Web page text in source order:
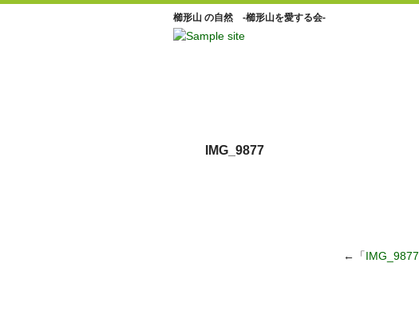
櫛形山 の自然 -櫛形山を愛する会-
IMG_9877
←「IMG_9877